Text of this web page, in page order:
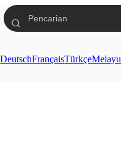
DeutschFrançaisTürkçeMelayu